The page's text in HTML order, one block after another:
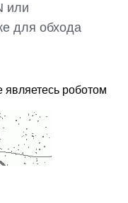
или
для обхода
роботом